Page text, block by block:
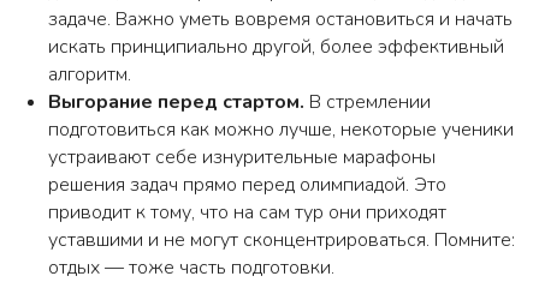
задаче. Важно уметь вовремя остановиться и начать
искать принципиально другой, более эффективный
алгоритм.
Выгорание перед стартом. В стремлении
подготовиться как можно лучше, некоторые ученики
устраивают себе изнурительные марафоны
решения задач прямо перед олимпиадой. Это
приводит к тому, что на сам тур они приходят
уставшими и не могут сконцентрироваться. Помните:
отдых — тоже часть подготовки.
ОСТАВИТЬ ЗАЯВКУ
КОНТАКТЫ
Школа программирования «шКОДишь»